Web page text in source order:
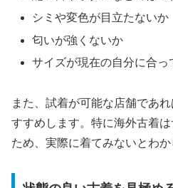
シミや変色が目立たないか
匂いが強くないか
サイズが現在の自分に合っ
また、試着が可能な店舗であ
すすめします。特に海外古着
ため、実際に着てみないとわか